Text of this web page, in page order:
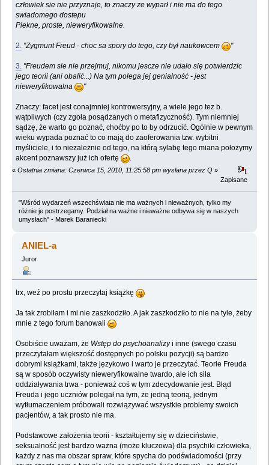
człowiek sie nie przyznaje, to znaczy ze wyparł i nie ma do tego
swiadomego dostepu
Piekne, proste, nieweryfikowalne.
2. "Zygmunt Freud - choc sa spory do tego, czy był naukowcem "
3. "Freudem sie nie przejmuj, nikomu jescze nie udało się potwierdzic
jego teorii (ani obalić...) Na tym polega jej genialność - jest
nieweryfikowalna
"
Znaczy: facet jest conajmniej kontrowersyjny, a wiele jego tez b.
wątpliwych (czy zgoła posądzanych o metafizyczność). Tym niemniej
sądzę, że warto go poznać, choćby po to by odrzucić. Ogólnie w pewnym
wieku wypada poznać to co mają do zaoferowania tzw. wybitni
myśliciele, i to niezależnie od tego, na którą sylabę tego miana położymy
akcent poznawszy już ich ofertę
.
« Ostatnia zmiana: Czerwca 15, 2010, 11:25:58 pm wysłana przez Q »
Zapisane
"Wśród wydarzeń wszechświata nie ma ważnych i nieważnych, tylko my
różnie je postrzegamy. Podział na ważne i nieważne odbywa się w naszych
umysłach" - Marek Baraniecki
ANIEL-a
Juror
trx, weź po prostu przeczytaj książkę
Ja tak zrobiłam i mi nie zaszkodziło. A jak zaszkodziło to nie na tyle, żeby
mnie z tego forum banowali
Osobiście uważam, że Wstęp do psychoanalizyi inne (swego czasu
przeczytałam większość dostępnych po polsku pozycji) są bardzo
dobrymi książkami, także językowo i warto je przeczytać. Teorie Freuda
są w sposób oczywisty nieweryfikowalne twardo, ale ich siła
oddziaływania trwa - ponieważ coś w tym zdecydowanie jest. Błąd
Freuda i jego uczniów polegał na tym, że jedną teorią, jednym
wytłumaczeniem próbowali rozwiązywać wszystkie problemy swoich
pacjentów, a tak prosto nie ma.
Podstawowe założenia teorii - kształtujemy się w dzieciństwie,
seksualność jest bardzo ważna (może kluczowa) dla psychiki człowieka,
każdy z nas ma obszar spraw, które spycha do podświadomości (przy